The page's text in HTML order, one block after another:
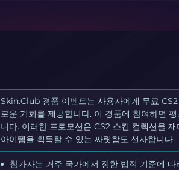
Skin.Club 경품 이벤트는 사용자에게 무료
로운 기회를 제공합니다. 이 경품에 참여하면
니다. 이러한 프로모션은 CS2 스킨 컬렉션을
아이템을 획득할 수 있는 짜릿함도 선사합니다.
참가자는 거주 국가에서 정한 법적 기준에 따